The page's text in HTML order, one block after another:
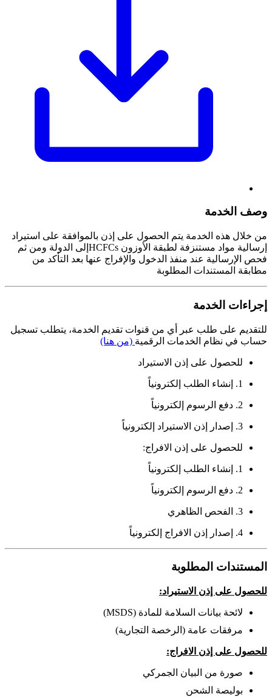
وصف الخدمة
من خلال هذه الخدمة يتم الحصول على إذن بالموافقة على استيراد
إرسالية مواد مستنزفة لطبقة الأوزون HCFCsإلى الدولة ومن ثم
فحص الإرسالية عند منفذ الدخول والإفراج عنها بعد التأكد من
مطابقة المستندات المطلوبة
إجراءات الخدمة
للتقديم على طلب عبر أي من قنوات تقديم الخدمة، يتطلب تسجيل
حساب في نظام الخدمات الرقمية (من هنا)
للحصول على إذن الاستيراد
1. إنشاء الطلب إلكترونياً
2. دفع الرسوم إلكترونياً
3. إصدار إذن الاستيراد إلكترونياً
للحصول على إذن الافراج:
1. إنشاء الطلب إلكترونياً
2. دفع الرسوم إلكترونياً
3. الفحص الظاهري
4. إصدار إذن الافراج إلكترونياً
المستندات المطلوبة
للحصول على إذن الاستيراد:
لائحة بيانات السلامة للمادة (MSDS)
مرفقات عامة (الرخصة التجارية)
للحصول على إذن الافراج:
صورة من البيان الجمركي
بوليصة الشحن